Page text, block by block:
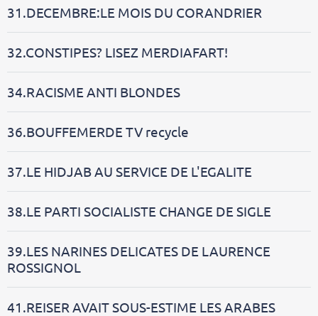
31.DECEMBRE:LE MOIS DU CORANDRIER
32.CONSTIPES? LISEZ MERDIAFART!
34.RACISME ANTI BLONDES
36.BOUFFEMERDE TV recycle
37.LE HIDJAB AU SERVICE DE L'EGALITE
38.LE PARTI SOCIALISTE CHANGE DE SIGLE
39.LES NARINES DELICATES DE LAURENCE
ROSSIGNOL
41.REISER AVAIT SOUS-ESTIME LES ARABES